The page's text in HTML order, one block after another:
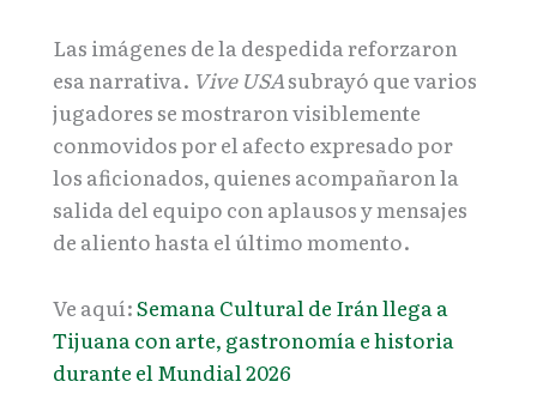
Las imágenes de la despedida reforzaron
esa narrativa. Vive USAsubrayó que varios
jugadores se mostraron visiblemente
conmovidos por el afecto expresado por
los aficionados, quienes acompañaron la
salida del equipo con aplausos y mensajes
de aliento hasta el último momento.
Ve aquí:Semana Cultural de Irán llega a
Tijuana con arte, gastronomía e historia
durante el Mundial 2026